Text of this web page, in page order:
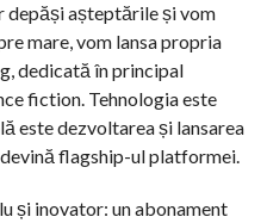
depăși așteptările și vom
mare, vom lansa propria
dedicată în principal
fiction. Tehnologia este
este dezvoltarea și lansarea
flagship-ul platformei.
și inovator: un abonament